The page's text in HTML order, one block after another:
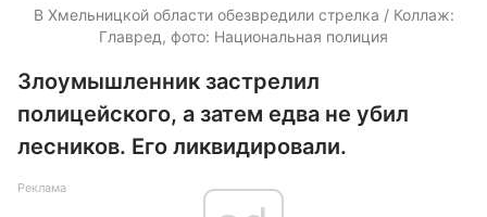
В Хмельницкой области обезвредили стрелка / Коллаж:
Главред, фото: Национальная полиция
Злоумышленник застрелил
полицейского, а затем едва не убил
лесников. Его ликвидировали.
Реклама